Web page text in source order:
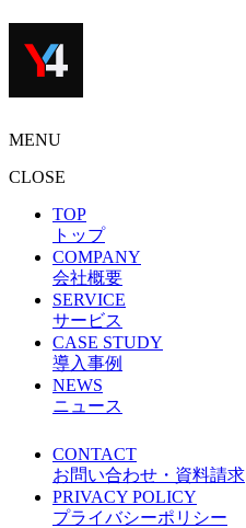
MENU
CLOSE
TOP
トップ
COMPANY
会社概要
SERVICE
サービス
CASE STUDY
導入事例
NEWS
ニュース
CONTACT
お問い合わせ・資料請求
PRIVACY POLICY
プライバシーポリシー